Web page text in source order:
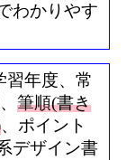
わかりやす
習年度、常
筆順(書き
、ポイント
デザイン書